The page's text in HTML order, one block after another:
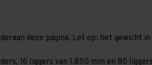
deze pagina. Let op: het gewicht
16 liggers van 1.850 mm en 80